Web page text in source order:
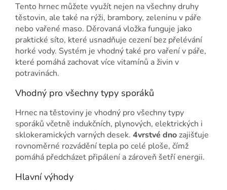
Tento hrnec můžete využít nejen na všechny druhy
těstovin, ale také na rýži, brambory, zeleninu v páře
nebo vařené maso. Děrovaná vložka funguje jako
praktické síto, které usnadňuje cezení bez přelévání
horké vody. Systém je vhodný také pro vaření v páře,
které pomáhá zachovat více vitamínů a živin v
potravinách.
Vhodný pro všechny typy sporáků
Hrnec na těstoviny je vhodný pro všechny typy
sporáků včetně indukčních, plynových, elektrických i
sklokeramických varných desek. 4vrstvé dno zajišťuje
rovnoměrné rozvádění tepla po celé ploše, čímž
pomáhá předcházet připálení a zároveň šetří energii.
Hlavní výhody